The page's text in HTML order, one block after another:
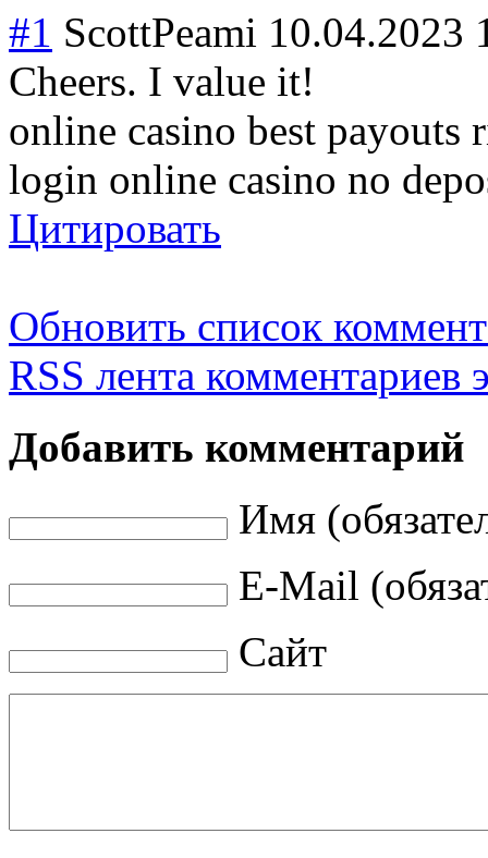
#1 ScottPeami 10.04.2023
Cheers. I value it!
online casino best payouts
login online casino no
Цитировать
Обновить список
RSS лента комментариев
Добавить комментарий
Имя
E-Mail
Сайт